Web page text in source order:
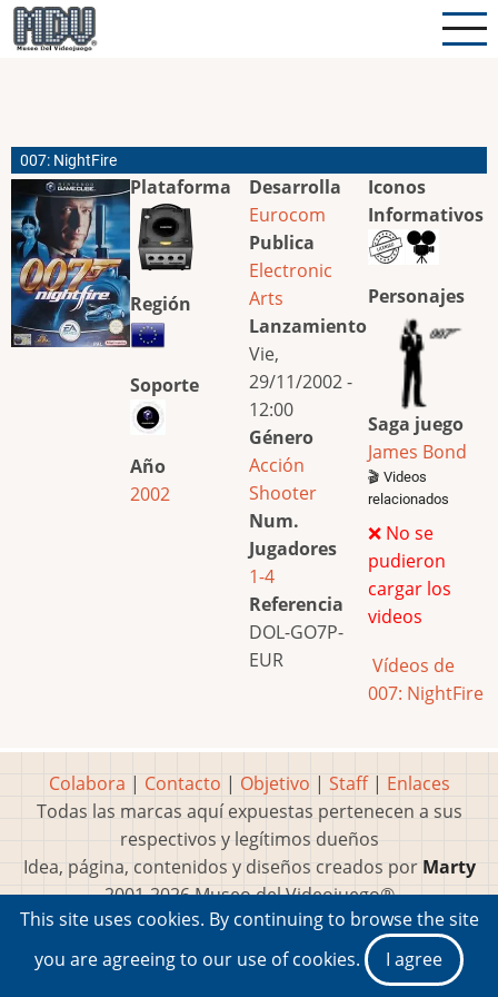
Pasar
al
007: NightFire
Plataforma
Región
Soporte
Año
2002
Desarrolla
Eurocom
Publica
Electronic
Arts
Lanzamiento
Vie,
29/11/2002 -
12:00
Género
Acción
Shooter
Num.
Jugadores
1-4
Referencia
DOL-GO7P-
EUR
Iconos
Informativos
Personajes
Saga juego
James Bond
🎬 Videos
relacionados
❌ No se
pudieron
cargar los
videos
Vídeos de
007: NightFire
Colabora | Contacto | Objetivo | Staff| Enlaces
Todas las marcas aquí expuestas pertenecen a sus
respectivos y legítimos dueños
Idea, página, contenidos y diseños creados por Marty
2001-2026 Museo del Videojuego®
This site uses cookies. By continuing to browse the site
you are agreeing to our use of cookies.
I agree